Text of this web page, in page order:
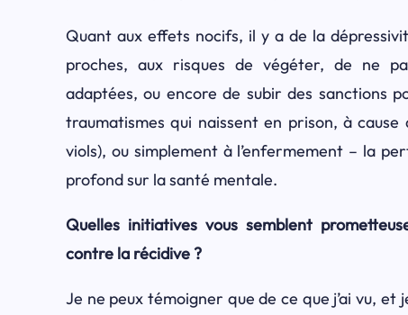
Quant aux effets nocifs, il y a de la
proches, aux risques de végéter, de ne
adaptées, ou encore de subir des sanctions
traumatismes qui naissent en prison, à cause
viols), ou simplement à l’enfermement – la
profond sur la santé mentale.
Quelles initiatives vous semblent
contre la récidive ?
Je ne peux témoigner que de ce que j’ai vu, et